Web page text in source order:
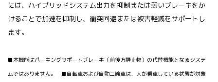
には、ハイブリッドシステム出力を抑制または弱いブレーキをか
けることで加速を抑制し、衝突回避または被害軽減をサポートし
ます。
■本機能はパーキングサポートブレーキ（前後方静止物）の代替機能となるシステ
ムではありません。 ■自転車および自動二輪車は、人が乗車している状態が対象